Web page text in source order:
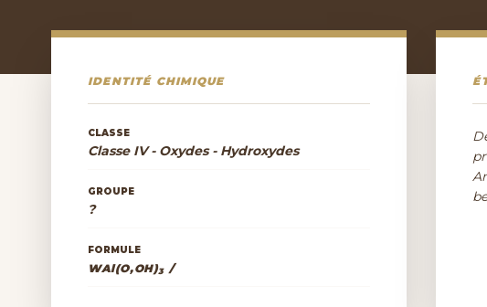
IDENTITÉ CHIMIQUE
CLASSE
Classe IV - Oxydes - Hydroxydes
GROUPE
?
FORMULE
WAl(O,OH)3 /